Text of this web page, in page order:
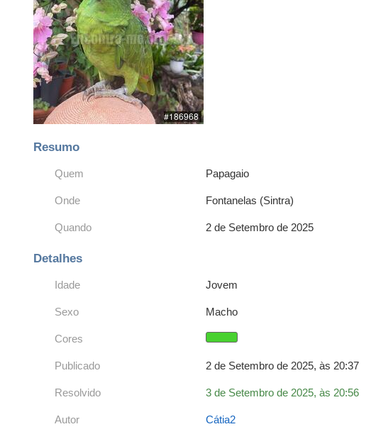
Resumo
Quem Papagaio
Onde Fontanelas (Sintra)
Quando 2 de Setembro de 2025
Detalhes
Idade Jovem
Sexo Macho
Cores
Publicado 2 de Setembro de 2025, às 20:37
Resolvido 3 de Setembro de 2025, às 20:56
Autor Cátia2